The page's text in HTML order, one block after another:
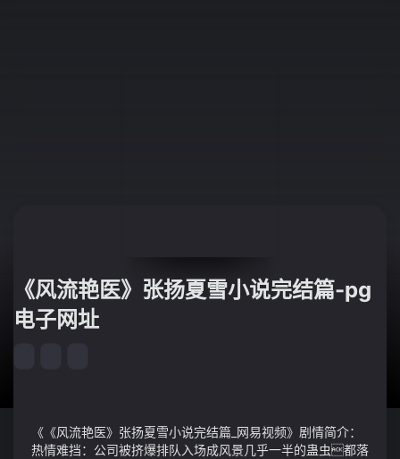
《风流艳医》张扬夏雪小说完结篇-pg
电子网址
《《风流艳医》张扬夏雪小说完结篇_网易视频》剧情简介：
热情难挡：公司被挤爆排队入场成风景几乎一半的蛊虫都落